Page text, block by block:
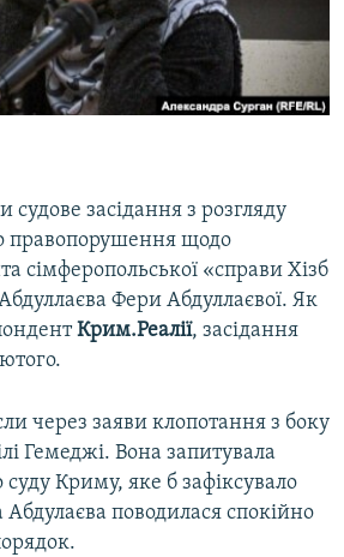
КРИМУ
засідання з розгляду
правопорушення щодо
сімферопольської «справи Хізб
Фери Абдуллаєвої. Як
Крим.Реалії, засідання
через заяви клопотання з боку
Гемеджі. Вона запитувала
суду Криму, яке б зафіксувало
поводилася спокійно